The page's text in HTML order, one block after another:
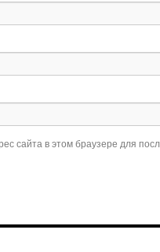
сайта в этом браузере для